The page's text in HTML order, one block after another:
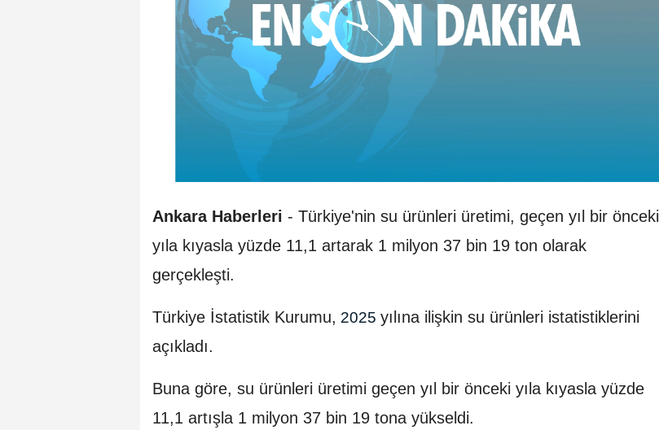
Ankara Haberleri - Türkiye'nin su ürünleri üretimi, geçen yıl bir önceki
yıla kıyasla yüzde 11,1 artarak 1 milyon 37 bin 19 ton olarak
gerçekleşti.
Türkiye İstatistik Kurumu, 2025 yılına ilişkin su ürünleri istatistiklerini
açıkladı.
Buna göre, su ürünleri üretimi geçen yıl bir önceki yıla kıyasla yüzde
11,1 artışla 1 milyon 37 bin 19 tona yükseldi.